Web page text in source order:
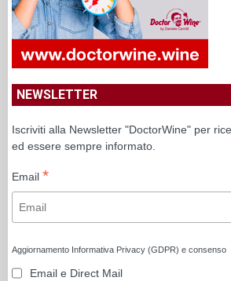
NEWSLETTER
Iscriviti alla Newsletter "DoctorWine" per
ed essere sempre informato.
Email *
Aggiornamento Informativa Privacy (GDPR) e consenso
Email e Direct Mail